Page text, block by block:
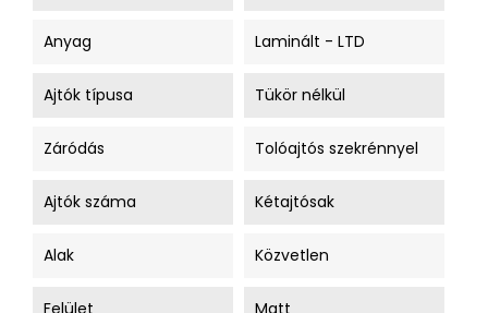
Anyag Laminált - LTD
Ajtók típusa Tükör nélkül
Záródás Tolóajtós szekrénnyel
Ajtók száma Kétajtósak
Alak Közvetlen
Felület Matt